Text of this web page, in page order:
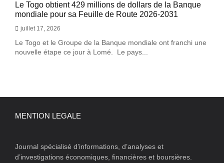
Le Togo obtient 429 millions de dollars de la Banque
mondiale pour sa Feuille de Route 2026-2031
juillet 17, 2026
Le Togo et le Groupe de la Banque mondiale ont franchi une
nouvelle étape ce jour à Lomé. Le pays...
MENTION LEGALE
Journal spécialisé d’informations, d’analyses et
d’investigations économiques, financières et boursières.